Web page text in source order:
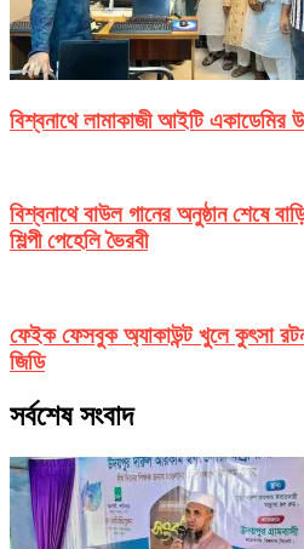
বিশ্বনাথে লামাকাজী আইটি একাডেমির
বিশ্বনাথে বাউল গানের অনুষ্ঠান শেষে
শিল্পী পেহেলি ভৈরবী
ফেইক ফেসবুক অ্যাকাউন্ট খুলে কুৎসা
জিডি
সর্বশেষ সংবাদ